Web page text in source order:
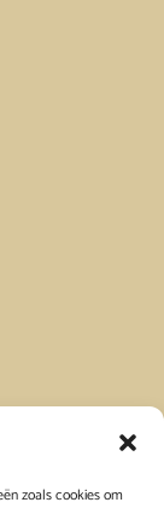
zoals cookies om